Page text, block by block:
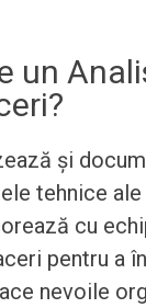
un
și
tehnice
cu
pentru a
nevoile